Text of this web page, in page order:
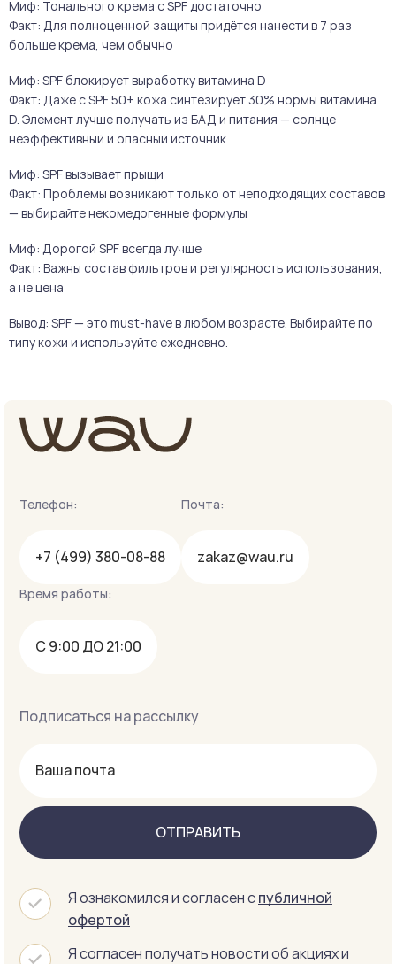
Миф: Тонального крема с SPF достаточно
Факт: Для полноценной защиты придётся нанести в 7 раз
больше крема, чем обычно
Миф: SPF блокирует выработку витамина D
Факт: Даже с SPF 50+ кожа синтезирует 30% нормы витамина
D. Элемент лучше получать из БАД и питания — солнце
неэффективный и опасный источник
Миф: SPF вызывает прыщи
Факт: Проблемы возникают только от неподходящих составов
— выбирайте некомедогенные формулы
Миф: Дорогой SPF всегда лучше
Факт: Важны состав фильтров и регулярность использования,
а не цена
Вывод: SPF — это must-have в любом возрасте. Выбирайте по
типу кожи и используйте ежедневно.
Телефон:
+7 (499) 380-08-88
Почта:
zakaz@wau.ru
Время работы:
С 9:00 ДО 21:00
Подписаться на рассылку
ОТПРАВИТЬ
Я ознакомился и согласен спубличной
офертой
Я согласен получать новости об акциях и